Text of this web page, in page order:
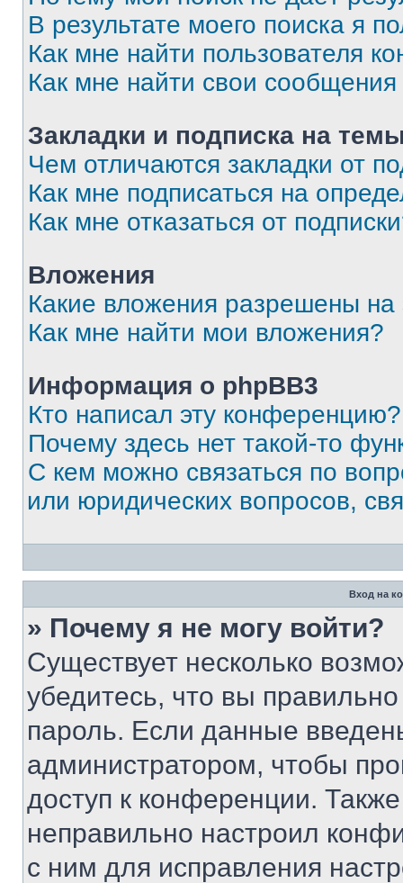
В результате моего поиска я
Как мне найти пользователя
Как мне найти свои
Закладки и подписка на
Чем отличаются закладки от
Как мне подписаться на
Как мне отказаться от
Вложения
Какие вложения разрешены
Как мне найти мои вложения?
Информация о phpBB3
Кто написал эту конференцию?
Почему здесь нет такой-то
С кем можно связаться по
или юридических вопросов,
Вход на
» Почему я не могу войти?
Существует несколько
убедитесь, что вы
пароль. Если данные
администратором, чтобы
доступ к конференции.
неправильно настроил
с ним для исправления